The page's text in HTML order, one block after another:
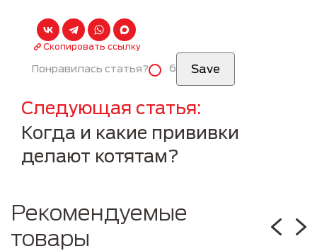
Скопировать ссылку
Понравилась статья? 6
Следующая статья
Когда и какие прививки
делают котятам?
Рекомендуемые
товары